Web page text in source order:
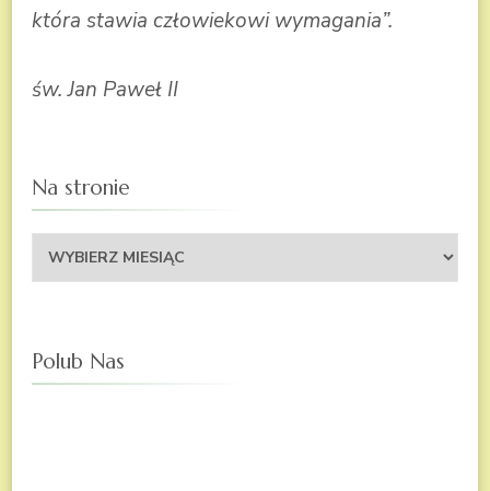
która stawia człowiekowi wymagania”.
św. Jan Paweł II
Na stronie
Na
stronie
Polub Nas